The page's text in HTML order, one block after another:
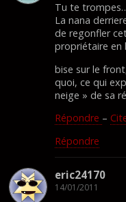
Tu te
La nana
de regonfler
propriétaire
bise sur le
quoi, ce qui
neige » de sa
Répondre –
Répondre
eric24170
14/01/2011